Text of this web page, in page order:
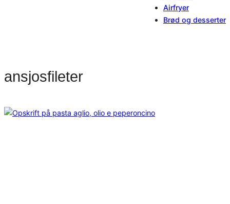
Airfryer
Brød og desserter
ansjosfileter